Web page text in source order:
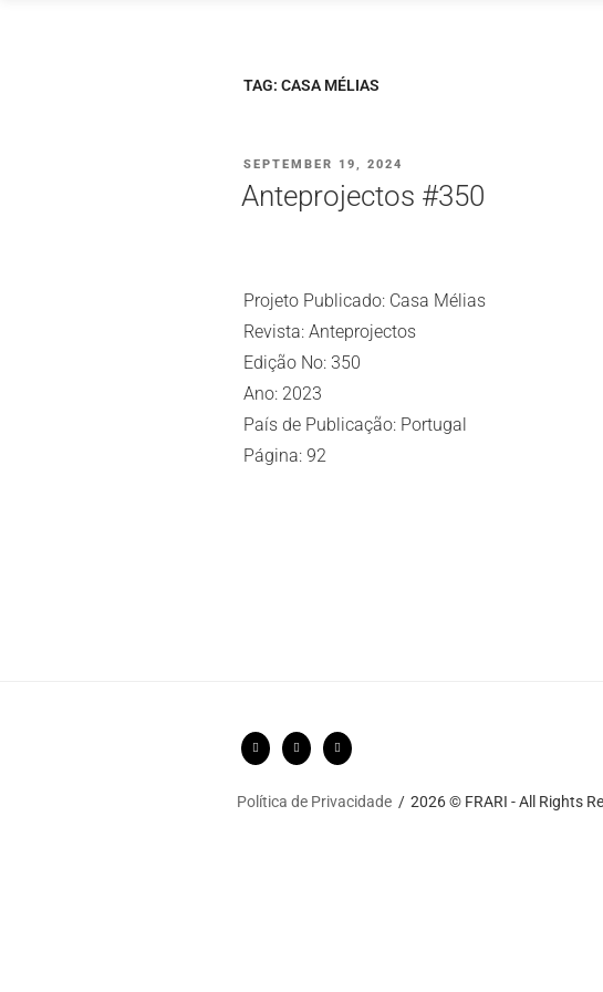
TAG: CASA MÉLIAS
PUBLICADO
SEPTEMBER 19, 2024
Anteprojectos #350
Projeto Publicado: Casa Mélias
Revista: Anteprojectos
Edição No: 350
Ano: 2023
País de Publicação: Portugal
Página: 92
Política de Privacidade 2026 © FRARI - All Rights